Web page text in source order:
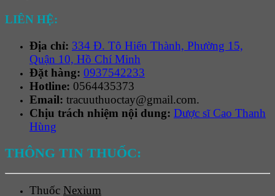
LIÊN HỆ:
Địa chỉ: 334 Đ. Tô Hiến Thành, Phường 15,
Quận 10, Hồ Chí Minh
Đặt hàng: 0937542233
Hotline: 0564435373
Email: tracuuthuoctay@gmail.com.
Chịu trách nhiệm nội dung: Dược sĩ Cao Thanh
Hùng
THÔNG TIN THUỐC:
Thuốc Nexium